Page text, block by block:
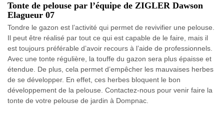
Tonte de pelouse par l’équipe de ZIGLER Dawson
Elagueur 07
Tondre le gazon est l’activité qui permet de revivifier une pelouse.
Il peut être réalisé par tout ce qui est capable de le faire, mais il
est toujours préférable d’avoir recours à l’aide de professionnels.
Avec une tonte régulière, la touffe du gazon sera plus épaisse et
étendue. De plus, cela permet d’empêcher les mauvaises herbes
de se développer. En effet, ces herbes bloquent le bon
développement de la pelouse. Contactez-nous pour venir faire la
tonte de votre pelouse de jardin à Dompnac.